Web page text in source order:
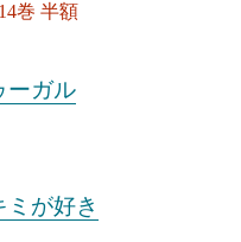
巻 半額
ーガル
が好き